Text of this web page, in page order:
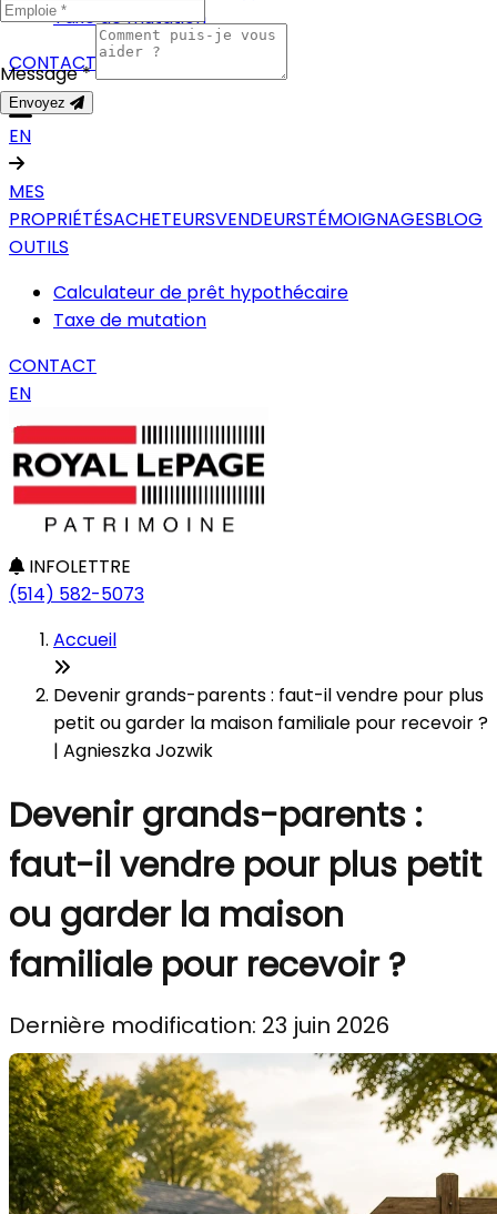
Taxe de mutation
CONTACT
EN
MES
PROPRIÉTÉSACHETEURSVENDEURSTÉMOIGNAGESBLOG
OUTILS
Calculateur de prêt hypothécaire
Taxe de mutation
CONTACT
EN
INFOLETTRE
(514) 582-5073
Accueil
Devenir grands-parents : faut-il vendre pour plus
petit ou garder la maison familiale pour recevoir ?
| Agnieszka Jozwik
Devenir grands-parents :
faut-il vendre pour plus petit
ou garder la maison
familiale pour recevoir ?
Dernière modification: 23 juin 2026
Message *
Envoyez